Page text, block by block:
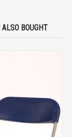
BOUGHT